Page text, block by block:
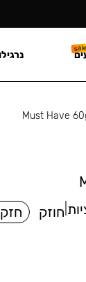
Must Have
חוזק חזק